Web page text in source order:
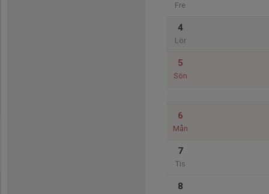
Fre
4
Lör
5
Sön
6
Mån
7
Tis
8